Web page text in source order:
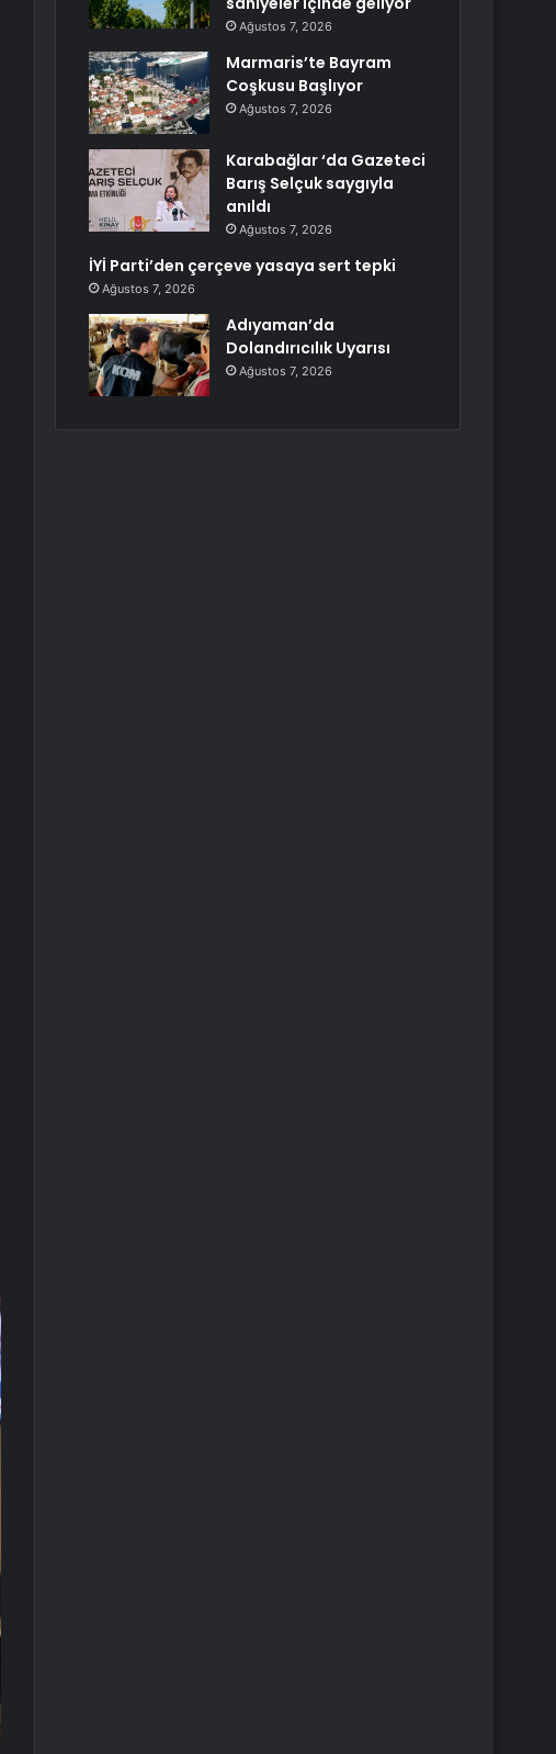
Ağustos 7, 2026
Marmaris’te Bayram
Coşkusu Başlıyor
Ağustos 7, 2026
Karabağlar ‘da Gazeteci
Barış Selçuk saygıyla
anıldı
Ağustos 7, 2026
İYİ Parti’den çerçeve yasaya sert tepki
Ağustos 7, 2026
Adıyaman’da
Dolandırıcılık Uyarısı
Ağustos 7, 2026